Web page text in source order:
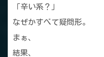
「辛い系？」
なぜかすべて疑問形。
まぁ、
結果、